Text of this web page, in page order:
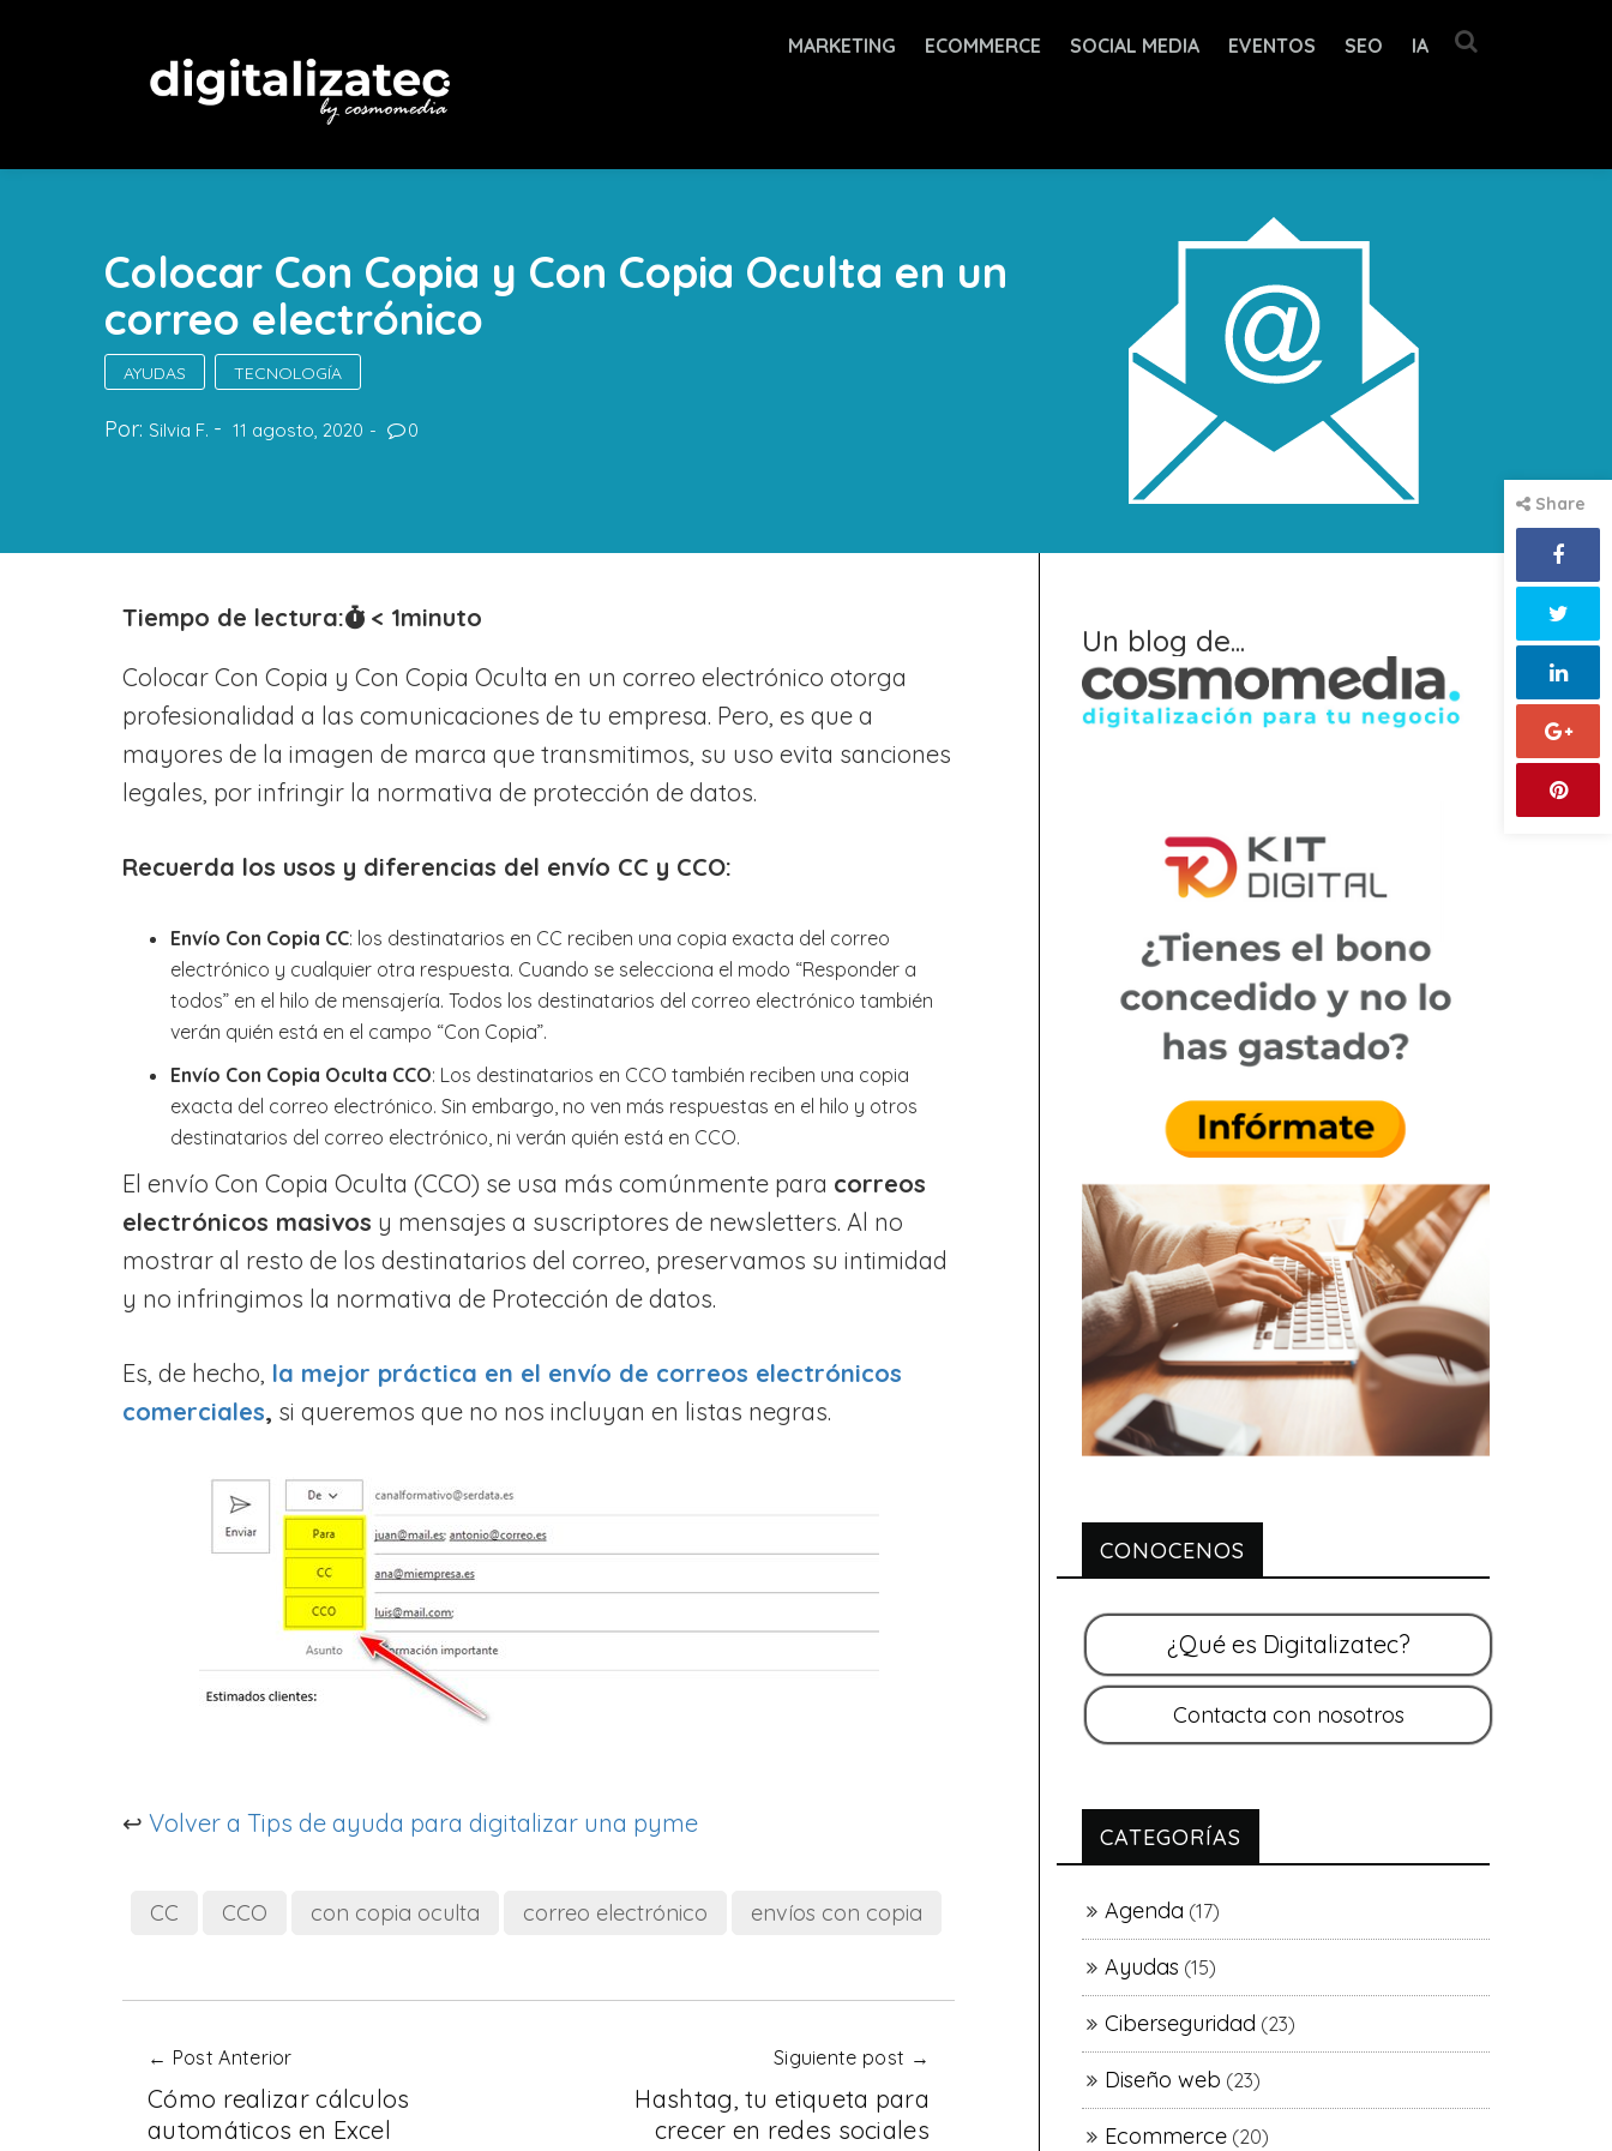
MARKETING ECOMMERCE SOCIAL MEDIA EVENTOS SEO IA
Colocar Con Copia y Con Copia Oculta en un
correo electrónico
AYUDAS TECNOLOGÍA
Por: Silvia F. 11 agosto, 2020 0
Share
Tiempo de lectura: < 1minuto
Colocar Con Copia y Con Copia Oculta en un correo electrónico otorga
profesionalidad a las comunicaciones de tu empresa. Pero, es que a
mayores de la imagen de marca que transmitimos, su uso evita sanciones
legales, por infringir la normativa de protección de datos.
Recuerda los usos y diferencias del envío CC y CCO:
Envío Con Copia CC: los destinatarios en CC reciben una copia exacta del correo
electrónico y cualquier otra respuesta. Cuando se selecciona el modo “Responder a
todos” en el hilo de mensajería. Todos los destinatarios del correo electrónico también
verán quién está en el campo “Con Copia”.
Envío Con Copia Oculta CCO: Los destinatarios en CCO también reciben una copia
exacta del correo electrónico. Sin embargo, no ven más respuestas en el hilo y otros
destinatarios del correo electrónico, ni verán quién está en CCO.
El envío Con Copia Oculta (CCO) se usa más comúnmente para correos
electrónicos masivos y mensajes a suscriptores de newsletters. Al no
mostrar al resto de los destinatarios del correo, preservamos su intimidad
y no infringimos la normativa de Protección de datos.
Es, de hecho, la mejor práctica en el envío de correos electrónicos
comerciales, si queremos que no nos incluyan en listas negras.
↩️ Volver a Tips de ayuda para digitalizar una pyme
CC CCO con copia oculta correo electrónico envíos con copia
← Post Anterior
Cómo realizar cálculos
automáticos en Excel
Siguiente post →
Hashtag, tu etiqueta para
crecer en redes sociales
Un blog de...
CONOCENOS
CATEGORÍAS
Agenda (17)
Ayudas (15)
Ciberseguridad (23)
Diseño web (23)
Ecommerce (20)